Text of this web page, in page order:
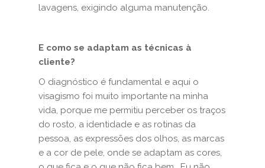
lavagens, exigindo alguma manutenção.
E como se adaptam as técnicas à
cliente?
O diagnóstico é fundamental e aqui o
visagismo foi muito importante na minha
vida, porque me permitiu perceber os traços
do rosto, a identidade e as rotinas da
pessoa, as expressões dos olhos, as marcas
e a cor de pele, onde se adaptam as cores,